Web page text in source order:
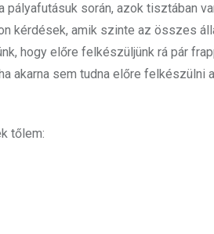
pályafutásuk során, azok tisztában
kérdések, amik szinte az összes
hogy előre felkészüljünk rá pár
akarna sem tudna előre felkészülni
tőlem: